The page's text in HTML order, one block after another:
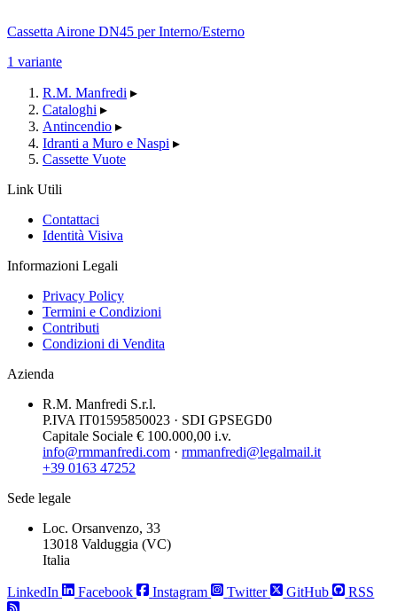
Cassetta Airone DN45 per Interno/Esterno
1 variante
R.M. Manfredi ▸
Cataloghi ▸
Antincendio ▸
Idranti a Muro e Naspi ▸
Cassette Vuote
Link Utili
Contattaci
Identità Visiva
Informazioni Legali
Privacy Policy
Termini e Condizioni
Contributi
Condizioni di Vendita
Azienda
R.M. Manfredi S.r.l.
P.IVA IT01595850023 · SDI GPSEGD0
Capitale Sociale € 100.000,00 i.v.
info@rmmanfredi.com · rmmanfredi@legalmail.it
+39 0163 47252
Sede legale
Loc. Orsanvenzo, 33
13018 Valduggia (VC)
Italia
LinkedIn Facebook Instagram Twitter GitHub RSS